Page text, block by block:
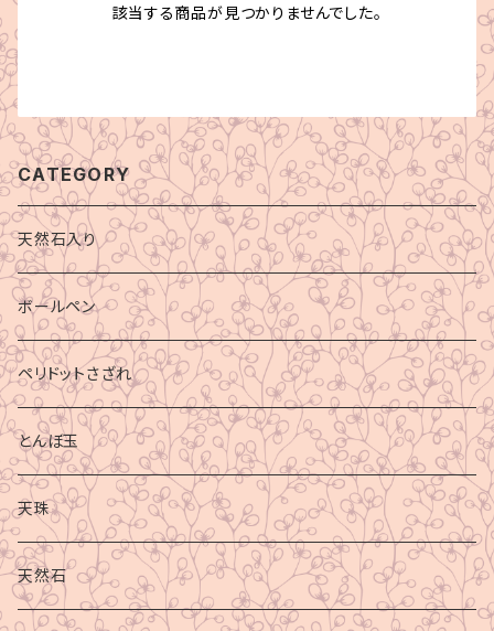
該当する商品が見つかりませんでした。
CATEGORY
天然石入り
ボールペン
ペリドットさざれ
とんぼ玉
天珠
天然石